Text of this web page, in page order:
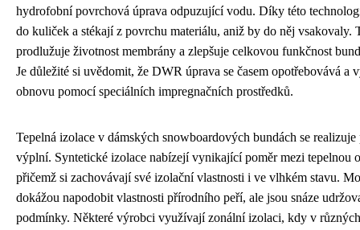
hydrofobní povrchová úprava odpuzující vodu. Díky této
do kuliček a stékají z povrchu materiálu, aniž by do něj vsakovaly.
prodlužuje životnost membrány a zlepšuje celkovou funkčnost
Je důležité si uvědomit, že DWR úprava se časem opotřebovává a
obnovu pomocí speciálních impregnačních prostředků.
Tepelná izolace v dámských snowboardových bundách se
výplní. Syntetické izolace nabízejí vynikající poměr mezi tepelnou
přičemž si zachovávají své izolační vlastnosti i ve vlhkém stavu.
dokážou napodobit vlastnosti přírodního peří, ale jsou snáze
podmínky. Některé výrobci využívají zonální izolaci, kdy v